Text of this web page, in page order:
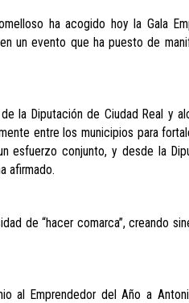
ha acogido hoy la Gala
un evento que ha puesto de
la Diputación de Ciudad Real y
entre los municipios para
esfuerzo conjunto, y desde la
afirmado.
de “hacer comarca”, creando
al Emprendedor del Año a